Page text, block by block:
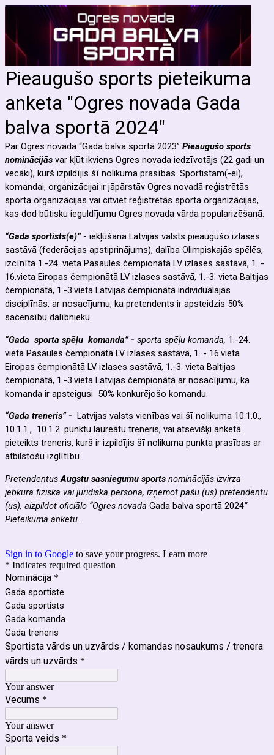
Pieaugušo sports pieteikuma
anketa "Ogres novada Gada
balva sportā 2024"
Par Ogres novada “Gada balva sportā 2023” Pieaugušo sports
nominācijās var kļūt ikviens Ogres novada iedzīvotājs (22 gadi un
vecāki), kurš izpildījis šī nolikuma prasības. Sportistam(-ei),
komandai, organizācijai ir jāpārstāv Ogres novadā reģistrētās
sporta organizācijas vai citviet reģistrētās sporta organizācijas,
kas dod būtisku ieguldījumu Ogres novada vārda popularizēšanā.
“Gada sportists(e)” - iekļūšana Latvijas valsts pieaugušo izlases
sastāvā (federācijas apstiprinājums), dalība Olimpiskajās spēlēs,
izcīnīta 1.-24. vieta Pasaules čempionātā LV izlases sastāvā, 1. -
16.vieta Eiropas čempionātā LV izlases sastāvā, 1.-3. vieta Baltijas
čempionātā, 1.-3.vieta Latvijas čempionātā individuālajās
disciplīnās, ar nosacījumu, ka pretendents ir apsteidzis 50%
sacensību dalībnieku.
“Gada sporta spēļu komanda” - sporta spēļu komanda, 1.-24.
vieta Pasaules čempionātā LV izlases sastāvā, 1. - 16.vieta
Eiropas čempionātā LV izlases sastāvā, 1.-3. vieta Baltijas
čempionātā, 1.-3.vieta Latvijas čempionātā ar nosacījumu, ka
komanda ir apsteigusi 50% konkurējošo komandu.
“Gada treneris” - Latvijas valsts vienības vai šī nolikuma 10.1.0.,
10.1.1., 10.1.2. punktu laureātu treneris, vai atsevišķi anketā
pieteikts treneris, kurš ir izpildījis šī nolikuma punkta prasības ar
atbilstošu izglītību.
PretendentusAugstu sasniegumu sports nominācijās izvirza
jebkura fiziska vai juridiska persona, izņemot pašu (us) pretendentu
(us), aizpildot oficiālo “Ogres novada Gada balva sportā 2024”
Pieteikuma anketu.
Sign in to Google to save your progress. Learn more
* Indicates required question
Nominācija *
Gada sportiste
Gada sportists
Gada komanda
Gada treneris
Sportista vārds un uzvārds / komandas nosaukums / trenera
vārds un uzvārds *
Your answer
Vecums *
Your answer
Sporta veids *